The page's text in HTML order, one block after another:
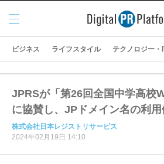
メニ
ュー
ビジネス ライフスタイル テクノロジー・
JPRSが「第26回全国中学高校
に協賛し、JPドメイン名の利
株式会社日本レジストリサービス
2024年02月19日 14:10